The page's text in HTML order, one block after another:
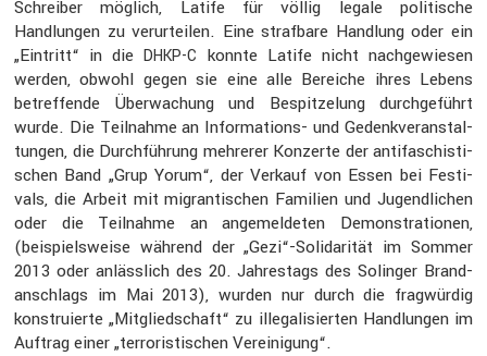
Schreiber möglich, Latife für völlig legale politi­sche
Handlungen zu verur­teilen. Eine straf­bare Handlung oder ein
„Eintritt“ in dieDHKP-C konnte Latife nicht nachge­wiesen
werden, obwohl gegen sie eine alle Bereiche ihres Lebens
betref­fende Überwa­chung und Bespit­ze­lung durch­ge­führt
wurde. Die Teilnahme an Infor­ma­tions- und Gedenk­ver­an­stal­
tungen, die Durch­füh­rung mehrerer Konzerte der antifa­schis­ti­
schen Band „Grup Yorum“, der Verkauf von Essen bei Festi­
vals, die Arbeit mit migran­ti­schen Familien und Jugend­li­chen
oder die Teilnahme an angemel­deten Demons­tra­tionen,
(beispiels­weise während der „Gezi“-Solidarität im Sommer
2013 oder anläss­lich des 20. Jahres­tags des Solinger Brand­
an­schlags im Mai 2013), wurden nur durch die fragwürdig
konstru­ierte „Mitglied­schaft“ zu illega­li­sierten Handlungen im
Auftrag einer „terro­ris­ti­schen Verei­ni­gung“.